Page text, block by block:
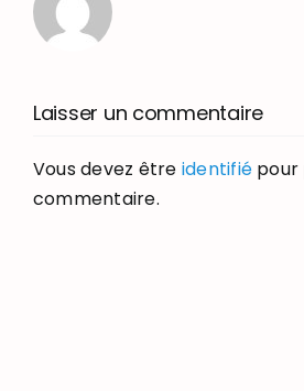
Laisser un commentaire
Vous devez être identifié pour
commentaire.